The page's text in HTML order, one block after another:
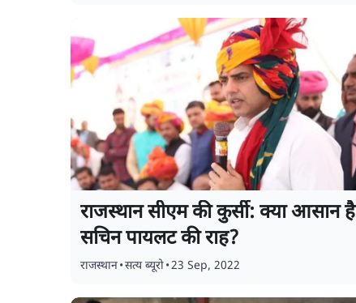
राजस्थान सीएम की कुर्सी: क्या आसान है
सचिन पायलट की राह?
राजस्थान•सत्य ब्यूरो•23 Sep, 2022